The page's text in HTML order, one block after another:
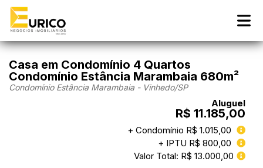
Casa em Condomínio 4 Quartos
Condomínio Estância Marambaia 680m²
Condomínio Estância Marambaia - Vinhedo/SP
Aluguel
R$ 11.185,00
+ Condomínio R$ 1.015,00
+ IPTU R$ 800,00
Valor Total: R$ 13.000,00